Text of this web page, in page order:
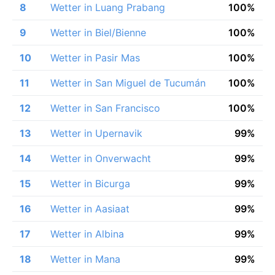
8 Wetter in Luang Prabang 100%
9 Wetter in Biel/Bienne 100%
10 Wetter in Pasir Mas 100%
11 Wetter in San Miguel de Tucumán 100%
12 Wetter in San Francisco 100%
13 Wetter in Upernavik 99%
14 Wetter in Onverwacht 99%
15 Wetter in Bicurga 99%
16 Wetter in Aasiaat 99%
17 Wetter in Albina 99%
18 Wetter in Mana 99%